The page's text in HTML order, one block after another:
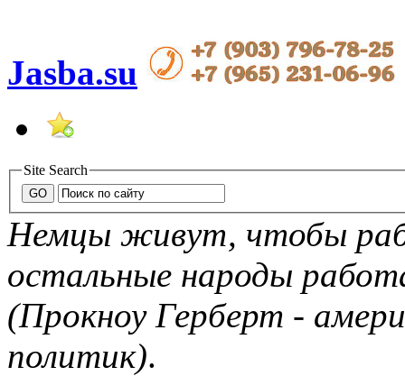
Jasba.su
Site Search
Немцы живут, чтобы
остальные народы
(Прокноу Герберт -
политик).